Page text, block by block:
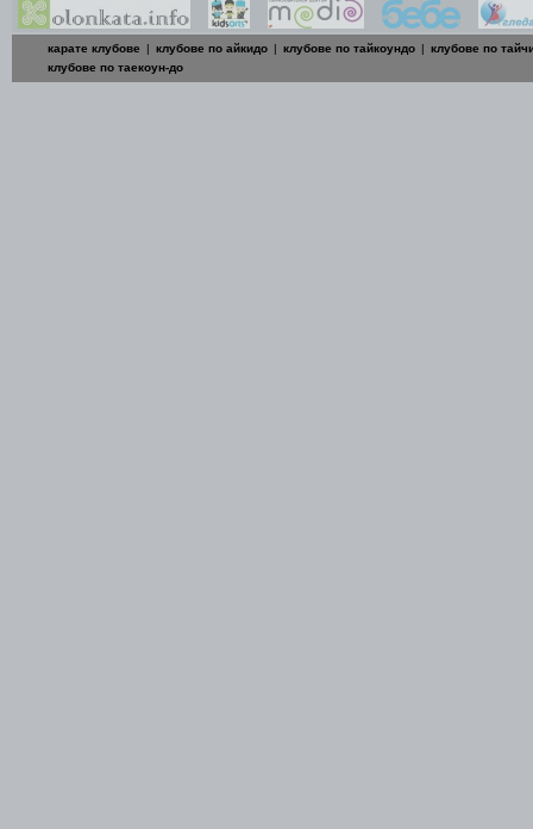
карате клубове | клубове по айкидо | клубове по тайкоундо | клубове по
клубове по таекоун-до